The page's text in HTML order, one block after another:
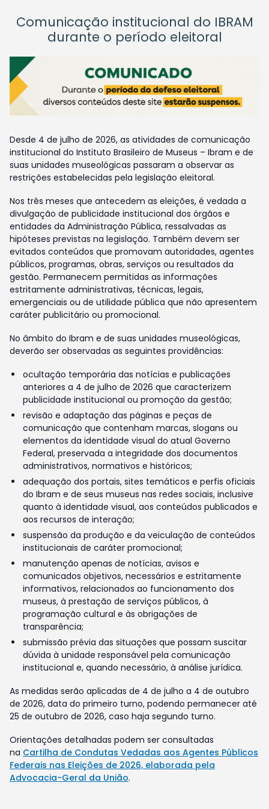
Comunicação institucional do IBRAM
durante o período eleitoral
Desde 4 de julho de 2026, as atividades de comunicação
institucional do Instituto Brasileiro de Museus – Ibram e de
suas unidades museológicas passaram a observar as
restrições estabelecidas pela legislação eleitoral.
Nos três meses que antecedem as eleições, é vedada a
divulgação de publicidade institucional dos órgãos e
entidades da Administração Pública, ressalvadas as
hipóteses previstas na legislação. Também devem ser
evitados conteúdos que promovam autoridades, agentes
públicos, programas, obras, serviços ou resultados da
gestão. Permanecem permitidas as informações
estritamente administrativas, técnicas, legais,
emergenciais ou de utilidade pública que não apresentem
caráter publicitário ou promocional.
No âmbito do Ibram e de suas unidades museológicas,
deverão ser observadas as seguintes providências:
ocultação temporária das notícias e publicações
anteriores a 4 de julho de 2026 que caracterizem
publicidade institucional ou promoção da gestão;
revisão e adaptação das páginas e peças de
comunicação que contenham marcas, slogans ou
elementos da identidade visual do atual Governo
Federal, preservada a integridade dos documentos
administrativos, normativos e históricos;
adequação dos portais, sites temáticos e perfis oficiais
do Ibram e de seus museus nas redes sociais, inclusive
quanto à identidade visual, aos conteúdos publicados e
aos recursos de interação;
suspensão da produção e da veiculação de conteúdos
institucionais de caráter promocional;
manutenção apenas de notícias, avisos e
comunicados objetivos, necessários e estritamente
informativos, relacionados ao funcionamento dos
museus, à prestação de serviços públicos, à
programação cultural e às obrigações de
transparência;
submissão prévia das situações que possam suscitar
dúvida à unidade responsável pela comunicação
institucional e, quando necessário, à análise jurídica.
As medidas serão aplicadas de 4 de julho a 4 de outubro
de 2026, data do primeiro turno, podendo permanecer até
25 de outubro de 2026, caso haja segundo turno.
Orientações detalhadas podem ser consultadas
na Cartilha de Condutas Vedadas aos Agentes Públicos
Federais nas Eleições de 2026, elaborada pela
Advocacia-Geral da União.